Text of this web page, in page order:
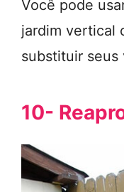
Você pode
jardim vertical
substituir seus
10-